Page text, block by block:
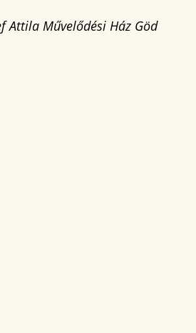
Attila Művelődési Ház Göd